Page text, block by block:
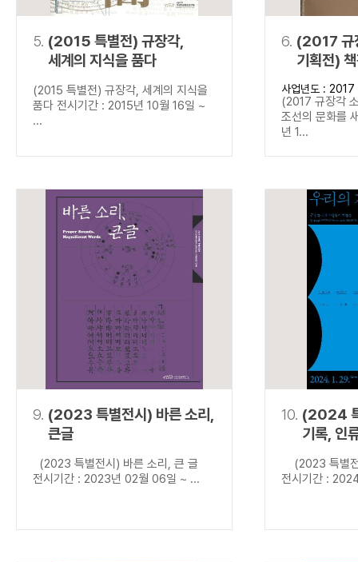
5. (2015 특별전) 규장각,
세계의 지식을 품다
(2015 특별전) 규장각, 세계의 지식을
품다 전시기간 : 2015년 10월 16일 ~
...
6. (2017 규
기획전)
새기다
사업년도 : 2017
(2017 규장각
조선의 문화를
년 1...
9. (2023 특별전시) 바른 소리,
큰글
(2023 특별전시) 바른 소리, 큰 글
전시기간 : 2023년 02월 06일 ~ ...
10. (2024
기록, 인
(2023 특별
전시기간 :